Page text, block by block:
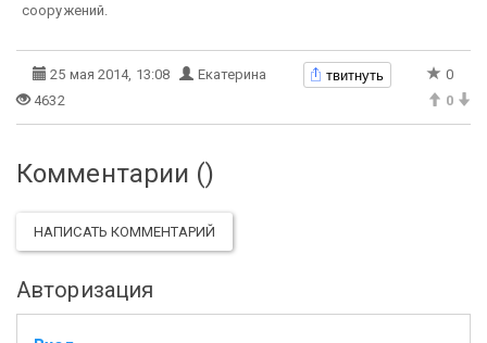
сооружений.
25 мая 2014, 13:08 Екатерина твитнуть
0
4632
0
Комментарии ()
НАПИСАТЬ КОММЕНТАРИЙ
Авторизация